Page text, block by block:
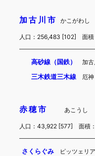
加古川市 かこがわし
人口：256,483 [102] 面
高砂線（国鉄） 加古
三木鉄道三木線 厄神
赤穂市 あこうし
人口：43,922 [577] 面積
さくらぐみ ピッツェリ